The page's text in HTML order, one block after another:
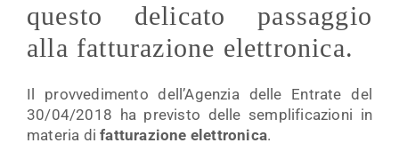
questo delicato passaggio
alla fatturazione elettronica.
Il provvedimento dell’Agenzia delle Entrate del
30/04/2018 ha previsto delle semplificazioni in
materia difatturazione elettronica.